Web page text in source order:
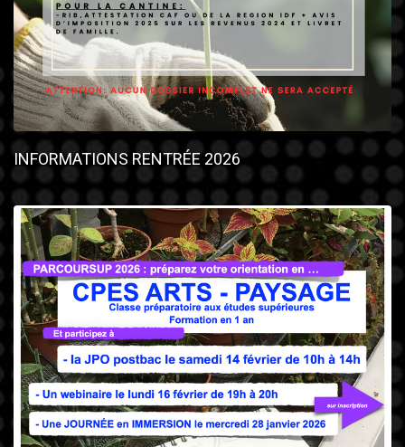
INFORMATIONS RENTRÉE 2026